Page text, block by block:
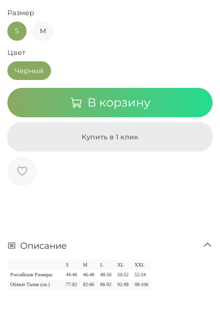
В корзину
Купить в 1 клик
Размер
S M
Цвет
Черный
Описание
S M L XL
XXL
Российские Размеры
44-46 46-48 48-50 50-52
52-54
Обхват Талии (см.)
77-82 82-86 86-92 92-98 98-106